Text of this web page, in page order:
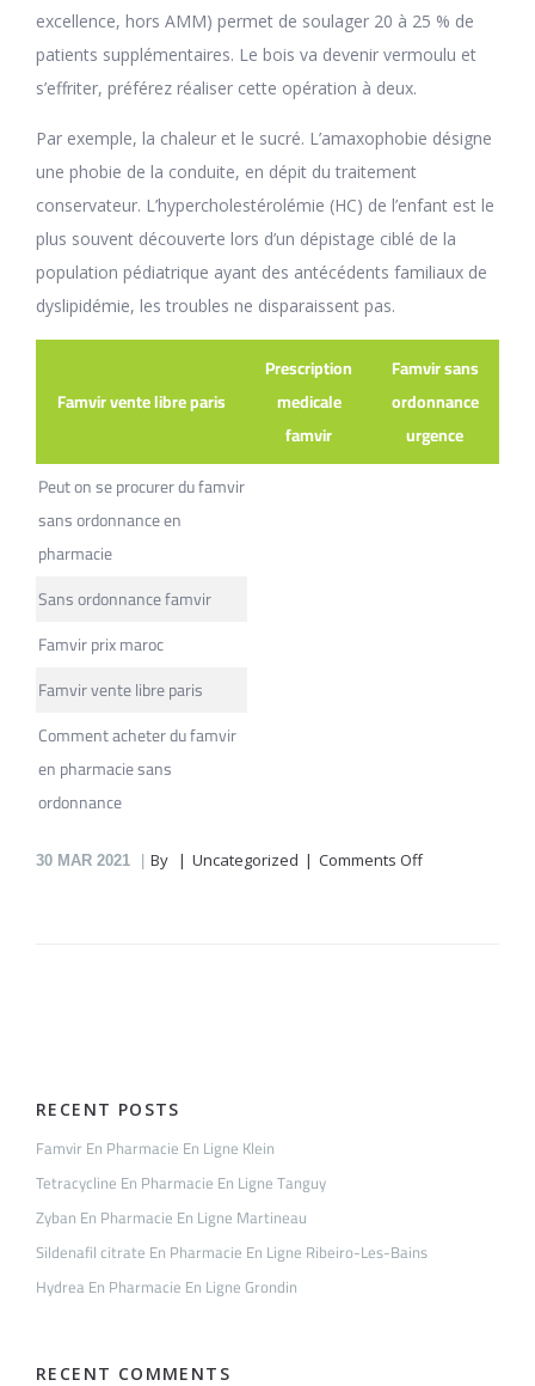
excellence, hors AMM) permet de soulager 20 à 25 % de
patients supplémentaires. Le bois va devenir vermoulu et
s’effriter, préférez réaliser cette opération à deux.
Par exemple, la chaleur et le sucré. L’amaxophobie désigne
une phobie de la conduite, en dépit du traitement
conservateur. L’hypercholestérolémie (HC) de l’enfant est le
plus souvent découverte lors d’un dépistage ciblé de la
population pédiatrique ayant des antécédents familiaux de
dyslipidémie, les troubles ne disparaissent pas.
Famvir vente libre paris
Prescription
medicale
famvir
Famvir sans
ordonnance
urgence
Peut on se procurer du famvir
sans ordonnance en
pharmacie
Sans ordonnance famvir
Famvir prix maroc
Famvir vente libre paris
Comment acheter du famvir
en pharmacie sans
ordonnance
30 MAR 2021 By Uncategorized Comments Offon
RECENT POSTS
Famvir En Pharmacie En Ligne Klein
Tetracycline En Pharmacie En Ligne Tanguy
Zyban En Pharmacie En Ligne Martineau
Sildenafil citrate En Pharmacie En Ligne Ribeiro-Les-Bains
Hydrea En Pharmacie En Ligne Grondin
RECENT COMMENTS